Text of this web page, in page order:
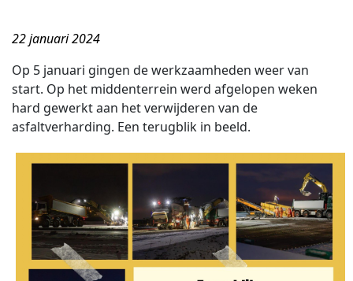
22 januari 2024
Op 5 januari gingen de werkzaamheden weer van
start. Op het middenterrein werd afgelopen weken
hard gewerkt aan het verwijderen van de
asfaltverharding. Een terugblik in beeld.